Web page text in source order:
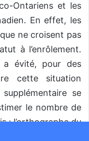
Ontariens et les
En effet, les
ne croisent pas
à l’enrôlement.
a évité, pour des
cette situation
se
le nombre de
: l’orthographe du
car un